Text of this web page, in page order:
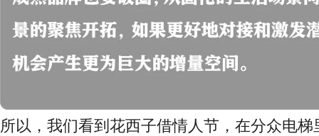
所以，我们看到花西子借情人节，在分众电梯